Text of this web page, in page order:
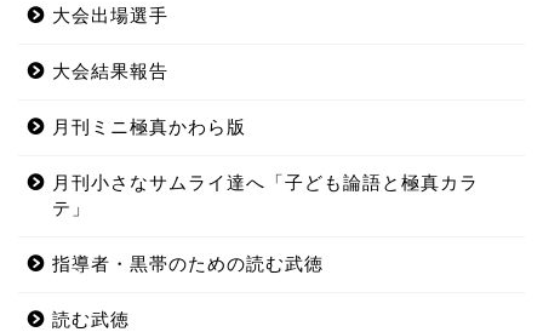
大会出場選手
大会結果報告
月刊ミニ極真かわら版
月刊小さなサムライ達へ「子ども論語と極真カラ
テ」
指導者・黒帯のための読む武徳
読む武徳